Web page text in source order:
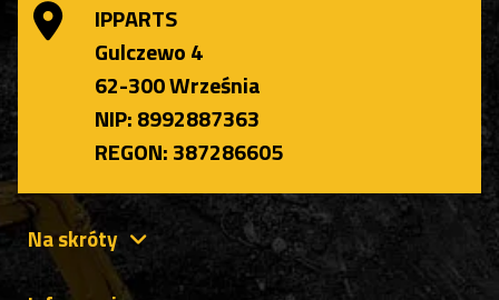
IPPARTS
Gulczewo 4
62-300 Września
NIP: 8992887363
REGON: 387286605
Na skróty